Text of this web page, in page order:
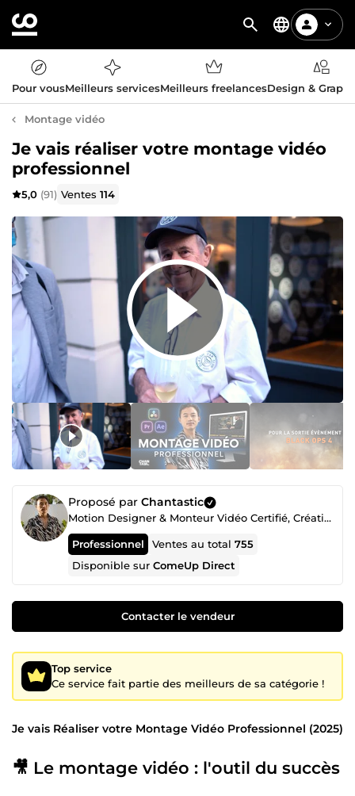
Pour vousMeilleurs servicesMeilleurs freelancesDesign &
Montage vidéo
Je vais réaliser votre montage vidéo
professionnel
5,0 (91) Ventes114
Proposé par Chantastic
Motion Designer & Monteur Vidéo Certifié, Créatif Freelance Professionnel depuis 2018
Professionnel Ventes au total755
Disponible surComeUp Direct
Contacter le vendeur
Top service
Ce service fait partie des meilleurs de sa catégorie !
Je vais Réaliser votre Montage Vidéo Professionnel (2025)
🎥 Le montage vidéo : l'outil du succès